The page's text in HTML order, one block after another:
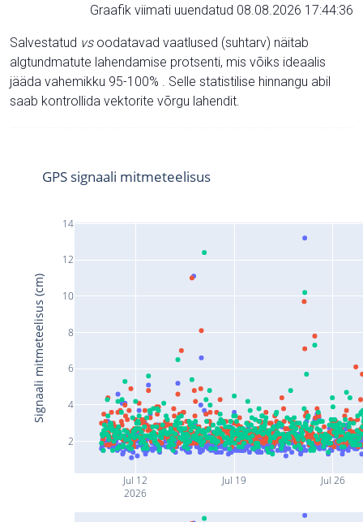
Graafik viimati uuendatud 08.08.2026 17:44:36
Salvestatud vsoodatavad vaatlused (suhtarv) näitab
algtundmatute lahendamise protsenti, mis võiks ideaalis
jääda vahemikku 95-100% . Selle statistilise hinnangu abil
saab kontrollida vektorite võrgu lahendit.
Jul 12
2026
Jul 19 Jul 26
2
4
6
8
10
12
14
GPS signaali mitmeteelisus
Signaali mitmeteelisus (cm)